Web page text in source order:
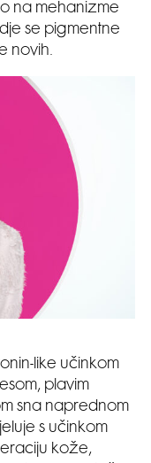
na mehanizme
se pigmentne
novih.
like učinkom
plavim
sna naprednom
s učinkom
kože,